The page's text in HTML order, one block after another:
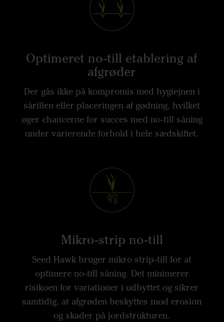
Optimeret no-till etablering af
afgrøder
Der gås ikke på kompromis med hygiejnen i
sårillen eller placeringen af gødning, hvilket
øger chancerne for succes med no-till såning
under varierende forhold i hele sædskiftet.
Mikro-strip no-till
Seed Hawk bruger mikro strip-till for at
optimere no-till såning. Det minimerer
risikoen for variationer i udbyttet og sikrer
samtidig, at afgrøden beskyttes mod erosion
og skader på jordstrukturen.